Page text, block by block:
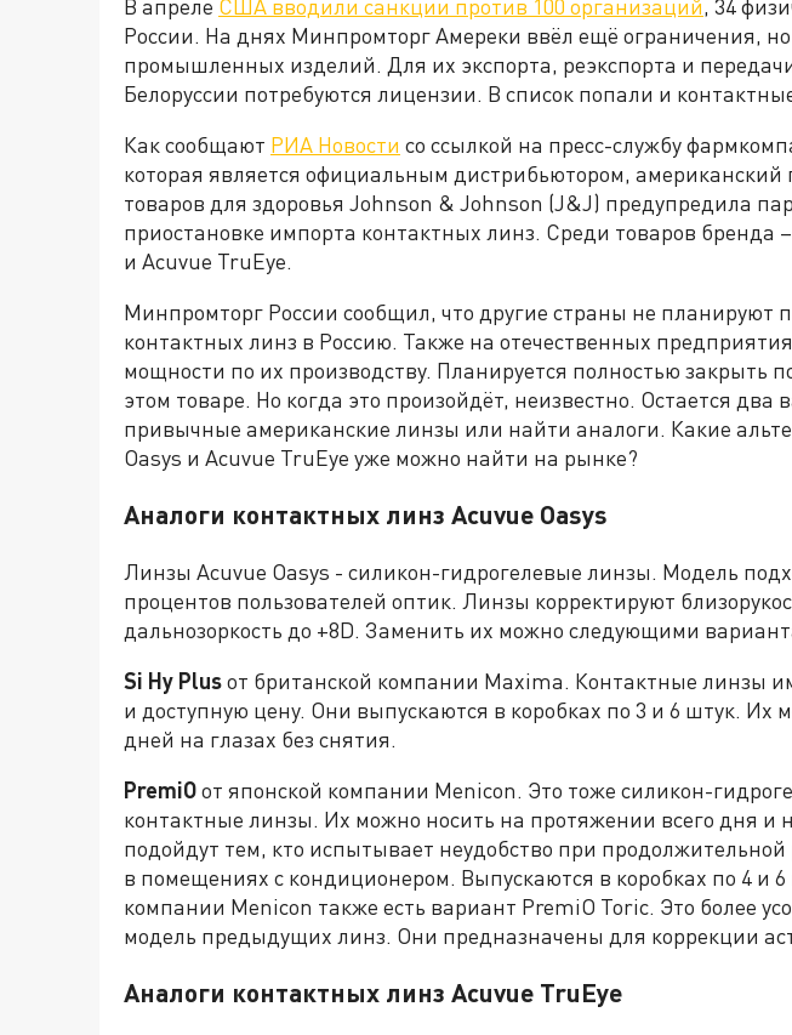
В апреле США вводили санкции против 100 организаций, 34
России. На днях Минпромторг Амереки ввёл ещё ограничения, но
промышленных изделий. Для их экспорта, реэкспорта и
Белоруссии потребуются лицензии. В список попали и
Как сообщают РИА Новости со ссылкой на пресс-службу
которая является официальным дистрибьютором, американский
товаров для здоровья Johnson & Johnson (J&J) предупредила
приостановке импорта контактных линз. Среди товаров бренда
и Acuvue TruEye.
Минпромторг России сообщил, что другие страны не планируют
контактных линз в Россию. Также на отечественных
мощности по их производству. Планируется полностью закрыть
этом товаре. Но когда это произойдёт, неизвестно. Остается два
привычные американские линзы или найти аналоги. Какие
Oasys и Acuvue TruEye уже можно найти на рынке?
Аналоги контактных линз Acuvue Oasys
Линзы Acuvue Oasys - силикон-гидрогелевые линзы. Модель
процентов пользователей оптик. Линзы корректируют
дальнозоркость до +8D. Заменить их можно следующими
Si Hy Plusот британской компании Maxima. Контактные линзы
и доступную цену. Они выпускаются в коробках по 3 и 6 штук. Их
дней на глазах без снятия.
PremiOот японской компании Menicon. Это тоже cиликон-
контактные линзы. Их можно носить на протяжении всего дня и
подойдут тем, кто испытывает неудобство при продолжительной
в помещениях с кондиционером. Выпускаются в коробках по 4 и 6
компании Menicon также есть вариант PremiO Toric. Это более
модель предыдущих линз. Они предназначены для коррекции
Аналоги контактных линз Acuvue TruEye